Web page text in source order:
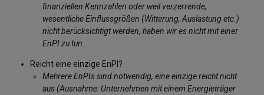
finanziellen Kennzahlen oder weil verzerrende,
wesentliche Einflussgrößen (Witterung, Auslastung etc.)
nicht berücksichtigt werden, haben wir es nicht mit einer
EnPI zu tun.
Reicht eine einzige EnPI?
Mehrere EnPIs sind notwendig, eine einzige reicht nicht
aus (Ausnahme: Unternehmen mit einem Energieträger